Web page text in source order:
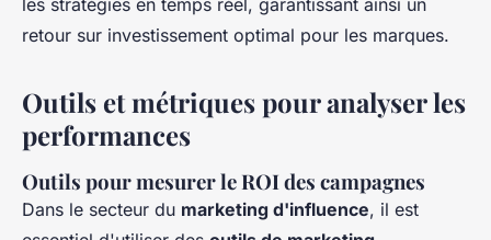
les stratégies en temps réel, garantissant ainsi un
retour sur investissement optimal pour les marques.
Outils et métriques pour analyser les
performances
Outils pour mesurer le ROI des campagnes
Dans le secteur du marketing d'influence, il est